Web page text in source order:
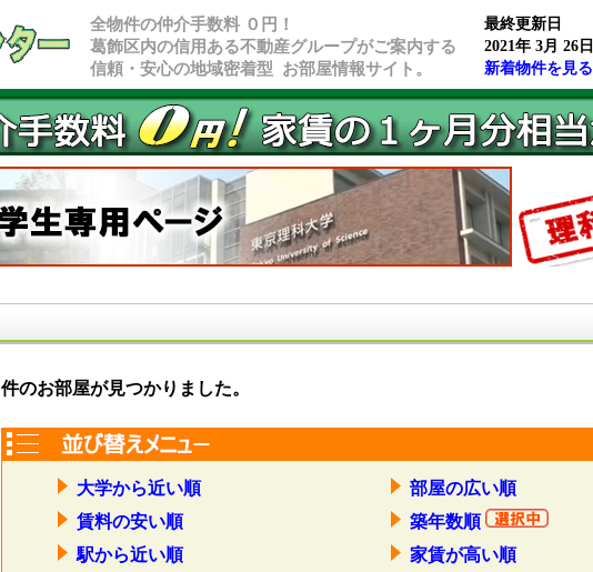
全物件の仲介手数料 ０円！
葛飾区内の信用ある不動産グループがご案内する
信頼・安心の地域密着型 お部屋情報サイト。
最終更新日
2021年 3月 26日
新着物件を見る
件のお部屋が見つかりました。
大学から近い順
賃料の安い順
駅から近い順
部屋の広い順
築年数順
家賃が高い順